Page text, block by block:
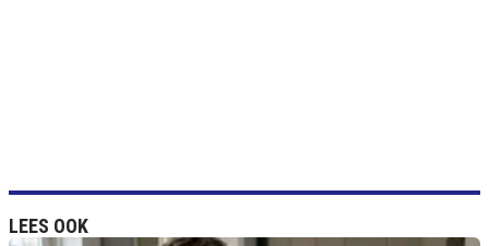
LEES OOK